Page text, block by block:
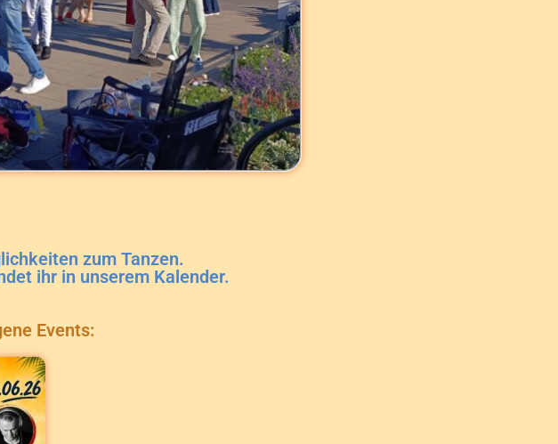
zum Tanzen.
ihr in unserem Kalender.
Events: